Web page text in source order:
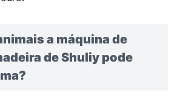
a máquina de
de Shuliy pode